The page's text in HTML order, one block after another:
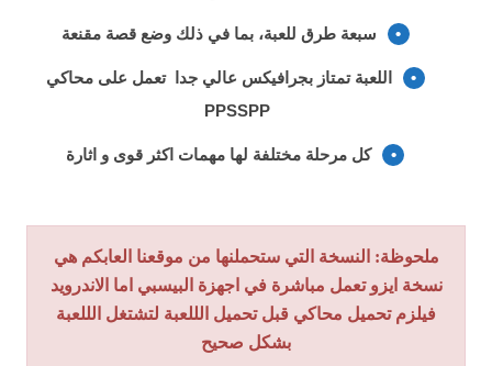
سبعة طرق للعبة، بما في ذلك وضع قصة مقنعة
اللعبة تمتاز بجرافيكس عالي جدا تعمل على محاكي
PPSSPP
كل مرحلة مختلفة لها مهمات اكثر قوى و اثارة
ملحوظة: النسخة التي ستحملنها من موقعنا العابكم هي
نسخة ايزو تعمل مباشرة في اجهزة البيسبي اما الاندرويد
فيلزم تحميل محاكي قبل تحميل الللعبة لتشتغل الللعبة
بشكل صحيح